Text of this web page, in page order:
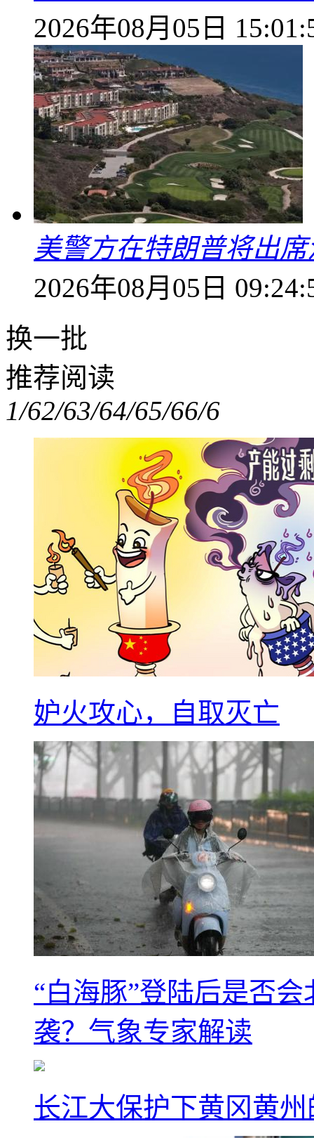
2026年08月05日
美警方在特朗普将出
2026年08月05日
换一批
推荐阅读
1/62/63/64/65/66/6
妒火攻心，自取灭亡
“白海豚”登陆后是否
袭？气象专家解读
长江大保护下黄冈黄